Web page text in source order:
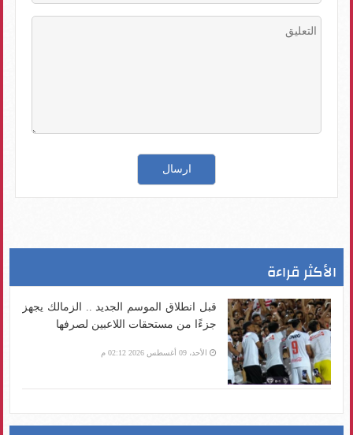
الأكثر قراءة
قبل انطلاق الموسم الجديد .. الزمالك يجهز
جزءًا من مستحقات اللاعبين لصرفها
الأحد، 09 أغسطس 2026 02:12 م